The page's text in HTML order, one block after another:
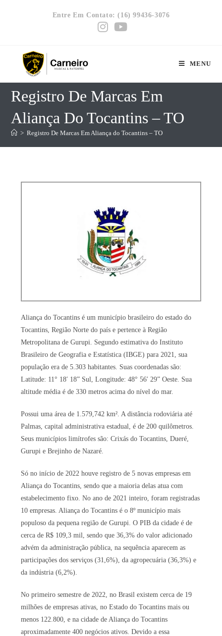
Entre Em Contato: (16) 99436-3076
MENU
Registro De Marcas Em
Aliança Do Tocantins – TO
> Registro De Marcas Em Aliança do Tocantins – TO
Aliança do Tocantins é um município brasileiro do estado do
Tocantins, Região Norte do país e pertence à Região
Metropolitana de Gurupi. Segundo estimativa do Instituto
Brasileiro de Geografia e Estatística (IBGE) para 2021, sua
população era de 5.303 habitantes. Suas coordenadas são:
Latitude: 11° 18′ 18” Sul, Longitude: 48° 56′ 29” Oeste. Sua
altitude média é de 330 metros acima do nível do mar.
Possui uma área de 1.579,742 km². A distância rodoviária até
Palmas, capital administrativa estadual, é de 200 quilômetros.
Seus municípios limítrofes são: Crixás do Tocantins, Dueré,
Gurupi e Brejinho de Nazaré.
Só no início de 2022 houve registro de 5 novas empresas em
Aliança do Tocantins, sendo que a maioria delas atua com
estabelecimento fixo. No ano de 2021 inteiro, foram registradas
10 empresas. Aliança do Tocantins é o 8º município mais
populoso da pequena região de Gurupi. O PIB da cidade é de
cerca de R$ 109,3 mil, sendo que 36,3% do valor adicionado
advém da administração pública, na sequência aparecem as
participações dos serviços (31,6%), da agropecuária (36,3%) e
da indústria (6,2%).
No primeiro semestre de 2022, no Brasil existem cerca de 19
milhões de empresas ativas, no Estado do Tocantins mais ou
menos 122.800, e na cidade de Aliança do Tocantins
aproximadamente 400 negócios ativos. Devido a essa